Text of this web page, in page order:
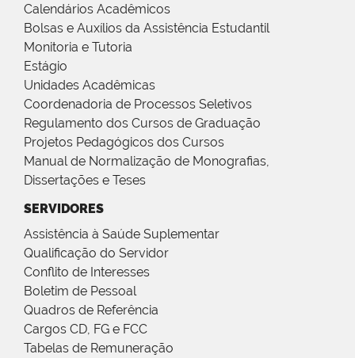
Calendários Acadêmicos
Bolsas e Auxílios da Assistência Estudantil
Monitoria e Tutoria
Estágio
Unidades Acadêmicas
Coordenadoria de Processos Seletivos
Regulamento dos Cursos de Graduação
Projetos Pedagógicos dos Cursos
Manual de Normalização de Monografias,
Dissertações e Teses
SERVIDORES
Assistência à Saúde Suplementar
Qualificação do Servidor
Conflito de Interesses
Boletim de Pessoal
Quadros de Referência
Cargos CD, FG e FCC
Tabelas de Remuneração